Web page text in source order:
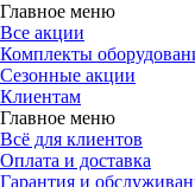
Главное меню
Все акции
Комплекты
Сезонные акции
Клиентам
Главное меню
Всё для клиентов
Оплата и доставка
Гарантия и